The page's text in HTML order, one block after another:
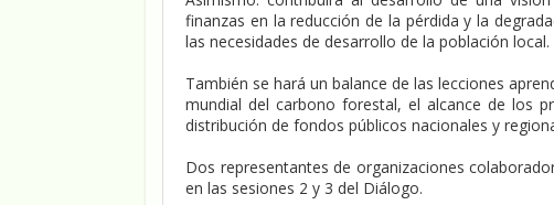
finanzas en la reducción de la pérdida y la
las necesidades de desarrollo de la población local.
También se hará un balance de las lecciones
mundial del carbono forestal, el alcance de los
distribución de fondos públicos nacionales y
Dos representantes de organizaciones
en las sesiones 2 y 3 del Diálogo.